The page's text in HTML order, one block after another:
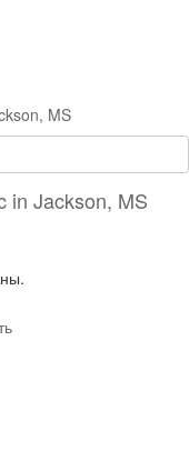
in Jackson, MS